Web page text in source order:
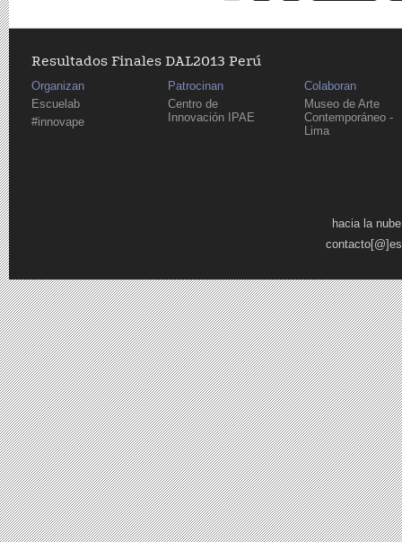
Resultados Finales DAL2013 Perú
Organizan
Escuelab
#innovape
Patrocinan
Centro de
Innovación IPAE
Colaboran
Museo de Arte
Contemporáneo -
Lima
hacia la